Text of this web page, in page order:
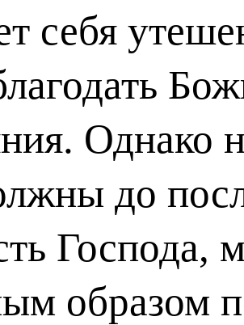
себя
Однако
до
Господа,
образом